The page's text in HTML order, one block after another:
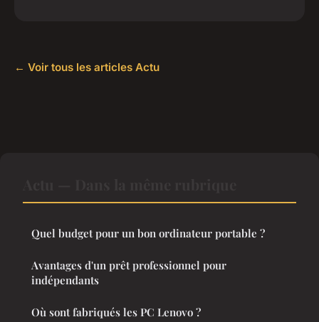
← Voir tous les articles Actu
Quel budget pour un bon ordinateur portable ?
Avantages d'un prêt professionnel pour
indépendants
Où sont fabriqués les PC Lenovo ?